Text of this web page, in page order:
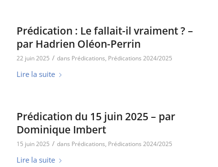
Prédication : Le fallait-il vraiment ? –
par Hadrien Oléon-Perrin
22 juin 2025 / dans Prédications, Prédications 2024/2025
Lire la suite
Prédication du 15 juin 2025 – par
Dominique Imbert
15 juin 2025 / dans Prédications, Prédications 2024/2025
Lire la suite